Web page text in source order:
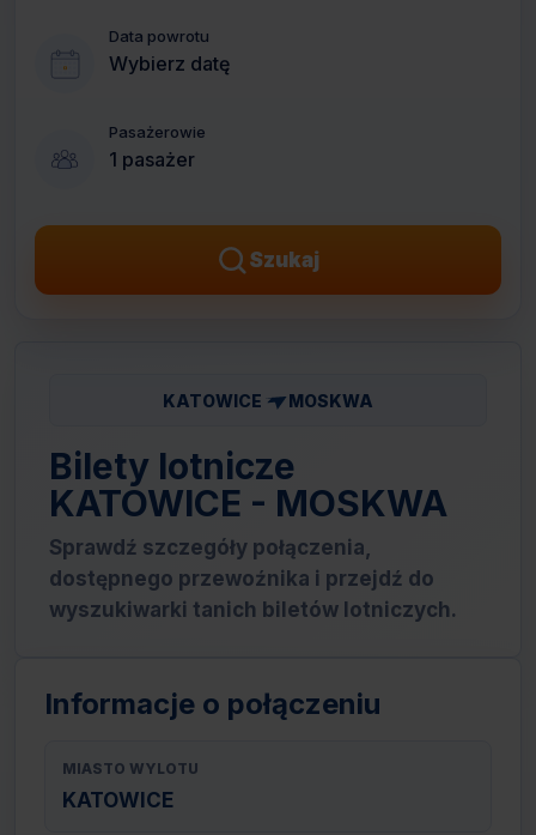
KATOWICE MOSKWA
Bilety lotnicze
KATOWICE - MOSKWA
Sprawdź szczegóły połączenia,
dostępnego przewoźnika i przejdź do
wyszukiwarki tanich biletów lotniczych.
Data powrotu
Wybierz datę
Pasażerowie
1 pasażer
Szukaj
Informacje o połączeniu
MIASTO WYLOTU
KATOWICE